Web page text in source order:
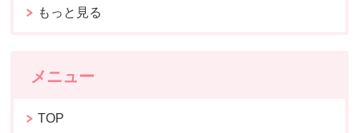
もっと見る
メニュー
TOP